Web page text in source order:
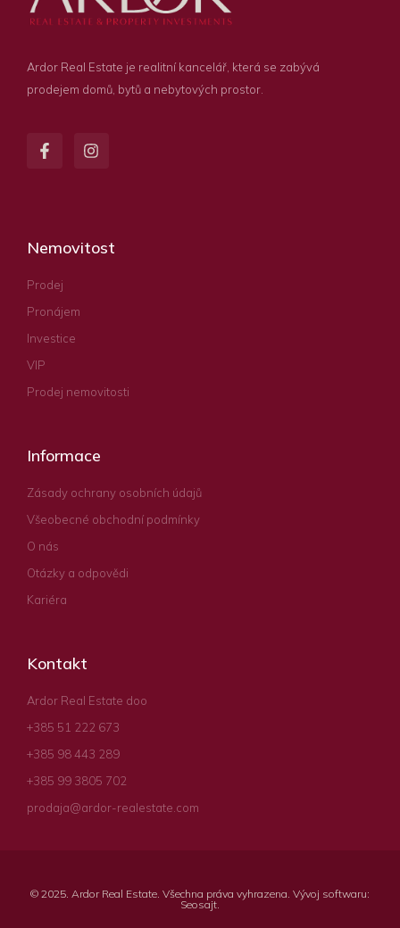
Ardor Real Estate je realitní kancelář, která se zabývá
prodejem domů, bytů a nebytových prostor.
Nemovitost
Prodej
Pronájem
Investice
VIP
Prodej nemovitosti
Informace
Zásady ochrany osobních údajů
Všeobecné obchodní podmínky
O nás
Otázky a odpovědi
Kariéra
Kontakt
Ardor Real Estate doo
+385 51 222 673
+385 98 443 289
+385 99 3805 702
prodaja@ardor-realestate.com
© 2025. Ardor Real Estate. Všechna práva vyhrazena. Vývoj softwaru:
Seosajt